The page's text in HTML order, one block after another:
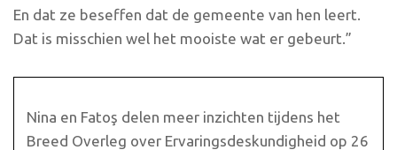
En dat ze beseffen dat de gemeente van hen leert.
Dat is misschien wel het mooiste wat er gebeurt.”
Nina en Fatoş delen meer inzichten tijdens het
Breed Overleg over Ervaringsdeskundigheid op 26